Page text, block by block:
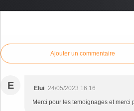
Ajouter un commentaire
E Elui 24/05/2023 16:16
Merci pour les temoignages et merci